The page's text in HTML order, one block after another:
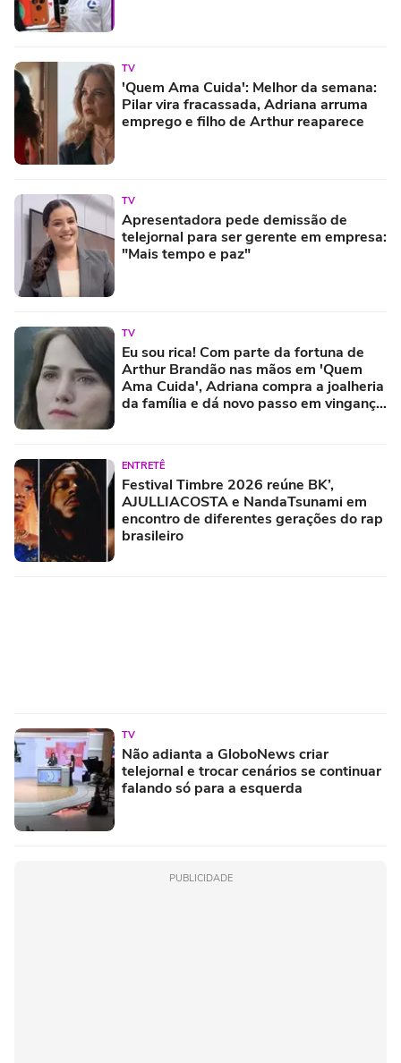
TV
'Quem Ama Cuida': Melhor da semana:
Pilar vira fracassada, Adriana arruma
emprego e filho de Arthur reaparece
TV
Apresentadora pede demissão de
telejornal para ser gerente em empresa:
"Mais tempo e paz"
TV
Eu sou rica! Com parte da fortuna de
Arthur Brandão nas mãos em 'Quem
Ama Cuida', Adriana compra a joalheria
da família e dá novo passo em vingança
ENTRETÊ
Festival Timbre 2026 reúne BK’,
AJULLIACOSTA e NandaTsunami em
encontro de diferentes gerações do rap
brasileiro
TV
Não adianta a GloboNews criar
telejornal e trocar cenários se continuar
falando só para a esquerda
PUBLICIDADE